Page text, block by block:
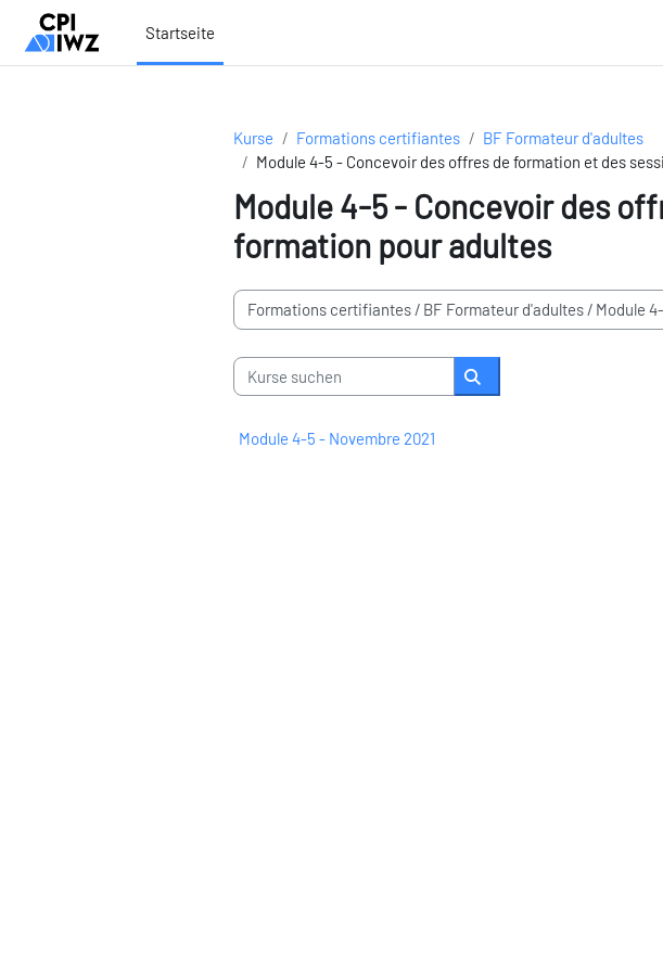
Zum Hauptinhalt
Startseite
Kurse Formations certifiantes
BF Formateur d'adultes
Module 4-5 - Concevoir des offres de formation et des
Module 4-5 - Concevoir des
formation pour adultes
Kursbereiche
Kurse suchen
Kurse suchen
Module 4-5 - Novembre 2021